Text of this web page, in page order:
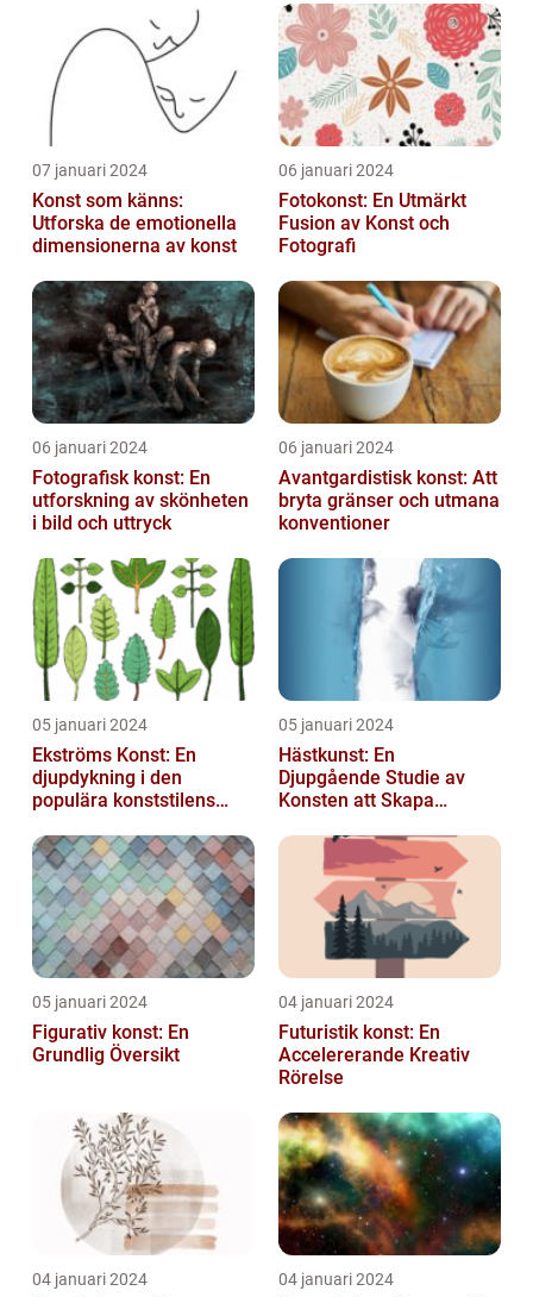
07 januari 2024
Konst som känns:
Utforska de emotionella
dimensionerna av konst
06 januari 2024
Fotokonst: En Utmärkt
Fusion av Konst och
Fotografi
06 januari 2024
Fotografisk konst: En
utforskning av skönheten
i bild och uttryck
06 januari 2024
Avantgardistisk konst: Att
bryta gränser och utmana
konventioner
05 januari 2024
Ekströms Konst: En
djupdykning i den
populära konststilens
05 januari 2024
Hästkunst: En
Djupgående Studie av
Konsten att Skapa
05 januari 2024
Figurativ konst: En
Grundlig Översikt
04 januari 2024
Futuristik konst: En
Accelererande Kreativ
Rörelse
04 januari 2024 04 januari 2024